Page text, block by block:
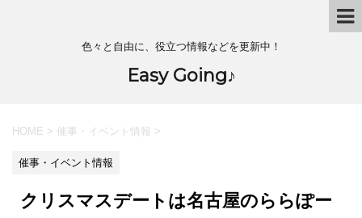
色々と自由に、役立つ情報などを更新中！
Easy Going♪
HOME > 催事・イベント情報 >
催事・イベント情報
クリスマスデートは名古屋のららぽー